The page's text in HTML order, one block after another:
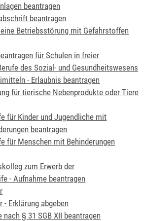
beantragen
beantragen
Betriebsstörung mit Gefahrstoffen
für Schulen in freier
des Sozial- und Gesundheitswesens
- Erlaubnis beantragen
für tierische Nebenprodukte oder Tiere
für Kinder und Jugendliche mit
beantragen
für Menschen mit Behinderungen
zum Erwerb der
- Aufnahme beantragen
- Erklärung abgeben
nach § 31 SGB XII beantragen